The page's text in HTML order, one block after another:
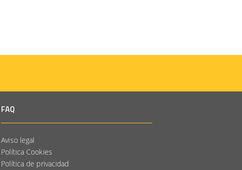
FAQ
Aviso legal
Política Cookies
Política de privacidad